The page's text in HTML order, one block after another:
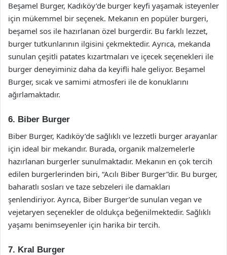
Beşamel Burger, Kadıköy’de burger keyfi yaşamak isteyenler
için mükemmel bir seçenek. Mekanın en popüler burgeri,
beşamel sos ile hazırlanan özel burgerdir. Bu farklı lezzet,
burger tutkunlarının ilgisini çekmektedir. Ayrıca, mekanda
sunulan çeşitli patates kızartmaları ve içecek seçenekleri ile
burger deneyiminiz daha da keyifli hale geliyor. Beşamel
Burger, sıcak ve samimi atmosferi ile de konuklarını
ağırlamaktadır.
6. Biber Burger
Biber Burger, Kadıköy’de sağlıklı ve lezzetli burger arayanlar
için ideal bir mekandır. Burada, organik malzemelerle
hazırlanan burgerler sunulmaktadır. Mekanın en çok tercih
edilen burgerlerinden biri, “Acılı Biber Burger”dir. Bu burger,
baharatlı sosları ve taze sebzeleri ile damakları
şenlendiriyor. Ayrıca, Biber Burger’de sunulan vegan ve
vejetaryen seçenekler de oldukça beğenilmektedir. Sağlıklı
yaşamı benimseyenler için harika bir tercih.
7. Kral Burger